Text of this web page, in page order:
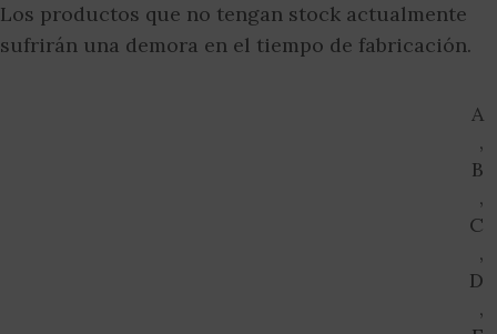
Los productos que no tengan stock actualmente
sufrirán una demora en el tiempo de fabricación.
A
,
B
,
C
,
D
,